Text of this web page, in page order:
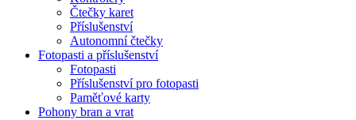
Čtečky karet
Příslušenství
Autonomní čtečky
Fotopasti a příslušenství
Fotopasti
Příslušenství pro fotopasti
Paměťové karty
Pohony bran a vrat